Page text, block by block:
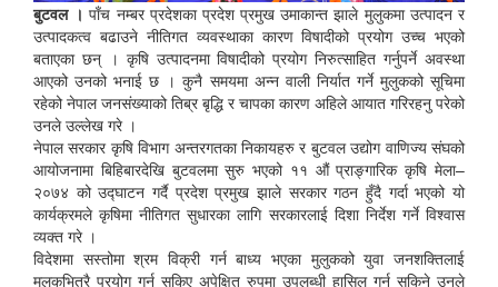
बुटवल । पाँच नम्बर प्रदेशका प्रदेश प्रमुख उमाकान्त झाले मुलुकमा उत्पादन र
उत्पादकत्व बढाउने नीतिगत व्यवस्थाका कारण विषादीको प्रयोग उच्च भएको
बताएका छन् । कृषि उत्पादनमा विषादीको प्रयोग निरुत्साहित गर्नुपर्ने अवस्था
आएको उनको भनाई छ । कुनै समयमा अन्न वाली निर्यात गर्ने मुलुकको सूचिमा
रहेको नेपाल जनसंख्याको तिब्र बृद्धि र चापका कारण अहिले आयात गरिरहनु परेको
उनले उल्लेख गरे ।
नेपाल सरकार कृषि विभाग अन्तरगतका निकायहरु र बुटवल उद्योग वाणिज्य संघको
आयोजनामा बिहिबारदेखि बुटवलमा सुरु भएको ११ औं प्राङ्गारिक कृषि मेला–
२०७४ को उद्घाटन गर्दै प्रदेश प्रमुख झाले सरकार गठन हुँदै गर्दा भएको यो
कार्यक्रमले कृषिमा नीतिगत सुधारका लागि सरकारलाई दिशा निर्देश गर्ने विश्वास
व्यक्त गरे ।
विदेशमा सस्तोमा श्रम विक्री गर्न बाध्य भएका मुलुकको युवा जनशक्तिलाई
मुलुकभित्रै प्रयोग गर्न सकिए अपेक्षित रुपमा उपलब्धी हासिल गर्न सकिने उनले